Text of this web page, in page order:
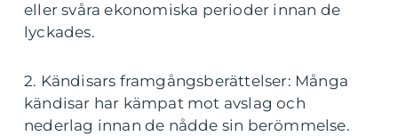
eller svåra ekonomiska perioder innan de
lyckades.
2. Kändisars framgångsberättelser: Många
kändisar har kämpat mot avslag och
nederlag innan de nådde sin berömmelse.